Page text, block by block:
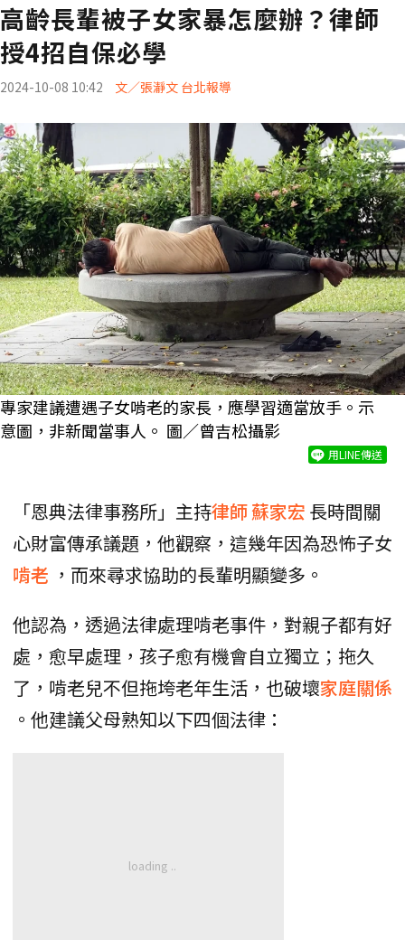
高齡長輩被子女家暴怎麼辦？律師
授4招自保必學
2024-10-08 10:42 文／張瀞文 台北報導
專家建議遭遇子女啃老的家長，應學習適當放手。示
意圖，非新聞當事人。 圖／曾吉松攝影
用LINE傳送
「恩典法律事務所」主持律師蘇家宏 長時間關
心財富傳承議題，他觀察，這幾年因為恐怖子女
啃老 ，而來尋求協助的長輩明顯變多。
他認為，透過法律處理啃老事件，對親子都有好
處，愈早處理，孩子愈有機會自立獨立；拖久
了，啃老兒不但拖垮老年生活，也破壞家庭關係
。他建議父母熟知以下四個法律：